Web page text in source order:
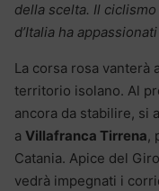
della scelta. Il
d’Italia ha
La corsa rosa vanterà
territorio isolano. Al
ancora da stabilire, si
a Villafranca Tirrena,
Catania. Apice del
vedrà impegnati i